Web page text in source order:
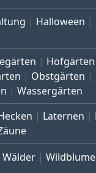
Halloween
Hofgärten
Obstgärten
Wassergärten
Laternen
Wälder